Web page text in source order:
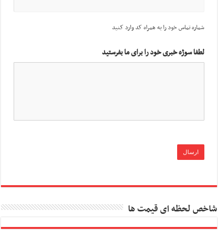
شماره تماس خود را به همراه کد وارد کنید
لطفا سوژه خبری خود را برای ما بفرستید
شاخص لحظه ای قیمت ها